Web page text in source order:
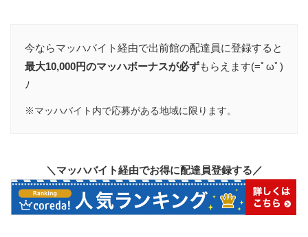
今ならマッハバイト経由で出前館の配達員に登録すると
最大10,000円のマッハボーナスが必ずもらえます(=ﾟωﾟ)
ﾉ
※マッハバイト内で応募がある地域に限ります。
＼マッハバイト経由でお得に配達員登録する／